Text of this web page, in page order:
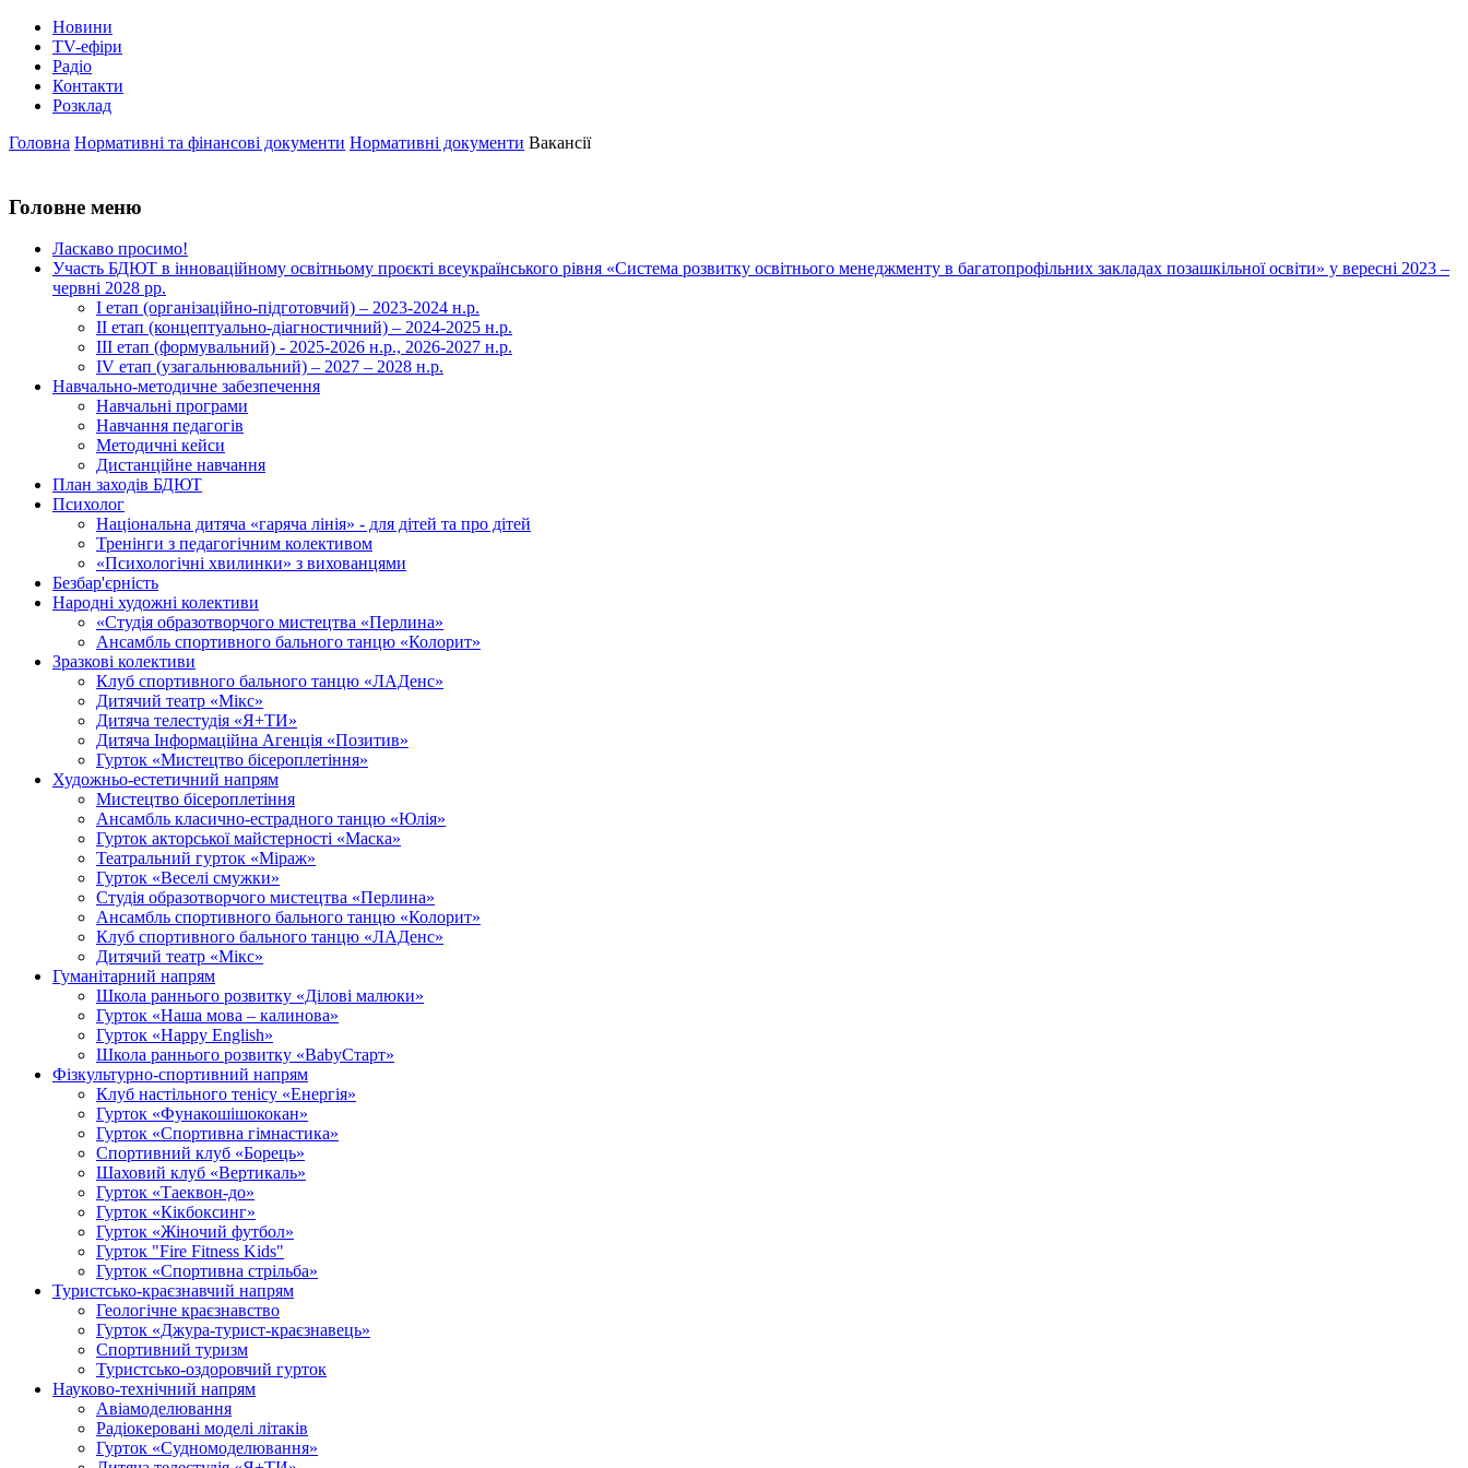
Новини
TV-ефіри
Радіо
Контакти
Розклад
Головна Нормативні та фінансові документи Нормативні документи Вакансії
Головне меню
Ласкаво просимо!
Участь БДЮТ в інноваційному освітньому проєкті всеукраїнського рівня «Система розвитку освітнього менеджменту в багатопрофільних закладах позашкільної освіти» у вересні 2023 –
червні 2028 рр.
І етап (організаційно-підготовчий) – 2023-2024 н.р.
ІІ етап (концептуально-діагностичний) – 2024-2025 н.р.
ІІІ етап (формувальний) - 2025-2026 н.р., 2026-2027 н.р.
ІV етап (узагальнювальний) – 2027 – 2028 н.р.
Навчально-методичне забезпечення
Навчальні програми
Навчання педагогів
Методичні кейси
Дистанційне навчання
План заходів БДЮТ
Психолог
Національна дитяча «гаряча лінія» - для дітей та про дітей
Тренінги з педагогічним колективом
«Психологічні хвилинки» з вихованцями
Безбар'єрність
Народні художні колективи
«Студія образотворчого мистецтва «Перлина»
Ансамбль спортивного бального танцю «Колорит»
Зразкові колективи
Клуб спортивного бального танцю «ЛАДенс»
Дитячий театр «Мікс»
Дитяча телестудія «Я+ТИ»
Дитяча Інформаційна Агенція «Позитив»
Гурток «Мистецтво бісероплетіння»
Художньо-естетичний напрям
Мистецтво бісероплетіння
Ансамбль класично-естрадного танцю «Юлія»
Гурток акторської майстерності «Маска»
Театральний гурток «Міраж»
Гурток «Веселі смужки»
Cтудія образотворчого мистецтва «Перлина»
Ансамбль спортивного бального танцю «Колорит»
Клуб спортивного бального танцю «ЛАДенс»
Дитячий театр «Мікс»
Гуманітарний напрям
Школа раннього розвитку «Ділові малюки»
Гурток «Наша мова – калинова»
Гурток «Happy English»
Школа раннього розвитку «BabyСтарт»
Фізкультурно-спортивний напрям
Клуб настільного тенісу «Енергія»
Гурток «Фунакошішококан»
Гурток «Спортивна гімнастика»
Спортивний клуб «Борець»
Шаховий клуб «Вертикаль»
Гурток «Таеквон-до»
Гурток «Кікбоксинг»
Гурток «Жіночий футбол»
Гурток "Fire Fitness Kids"
Гурток «Спортивна стрільба»
Туристсько-краєзнавчий напрям
Геологічне краєзнавство
Гурток «Джура-турист-краєзнавець»
Спортивний туризм
Туристсько-оздоровчий гурток
Науково-технічний напрям
Авіамоделювання
Радіокеровані моделі літаків
Гурток «Судномоделювання»